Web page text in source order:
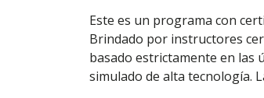
Este es un programa con
Brindado por instructores
basado estrictamente en las
simulado de alta tecnología.